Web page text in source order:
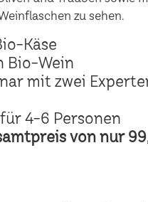
Käse
Bio-Wein
mit zwei
4-6 Personen
von nur